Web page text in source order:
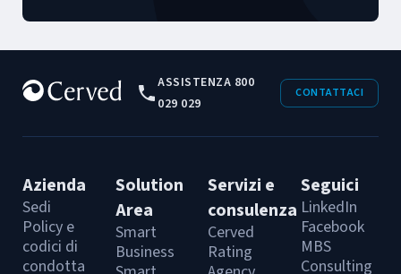
ASSISTENZA 800
029 029
CONTATTACI
Azienda
Sedi
Policy e
codici di
condotta
Solution
Area
Smart
Business
Servizi e
consulenza
Cerved
Rating
Seguici
LinkedIn
Facebook
MBS
Consulting